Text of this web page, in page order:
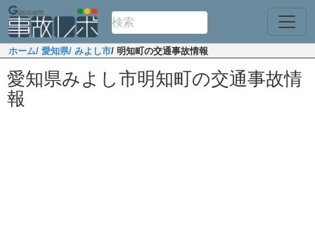
ホーム/ 愛知県/ みよし市/ 明知町の交通事故情報
愛知県みよし市明知町の交通事故情
報